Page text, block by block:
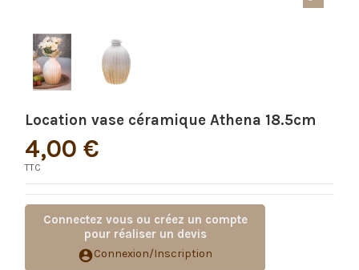
Location vase céramique Athena 18.5cm
4,00 €
TTC
Connectez vous ou créez un compte
pour réaliser un devis
account_circleConnexion/Inscription